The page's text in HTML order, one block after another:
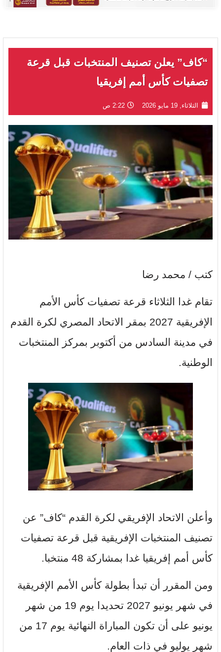
“كاف” يعلن تصنيف المنتخبات قبل قرعة
تصفيات كأس أمم إفريقيا
الثلاثاء, 19 مايو 2026 2:22 ص
كتب / محمد رضا
تقام غدا الثلاثاء قرعة تصفيات كأس الأمم
الإفريقية 2027 بمقر الاتحاد المصري لكرة القدم
في مدينة السادس من أكتوبر بمركز المنتخبات
الوطنية.
وأعلن الاتحاد الإفريقي لكرة القدم “كاف” عن
تصنيف المنتخبات الإفريقية قبل قرعة تصفيات
كأس أمم إفريقيا غدا بمشاركة 48 منتخبا.
ومن المقرر أن تبدأ بطولة كأس الأمم الإفريقية
في شهر يونيو 2027 تحديدا يوم 19 من شهر
يونيو على أن تكون المباراة النهائية يوم 17 من
شهر يوليو في ذات العام.